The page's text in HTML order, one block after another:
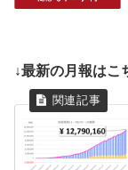
↓最新の月報はこ